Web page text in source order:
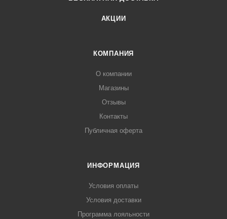
АКЦИИ
КОМПАНИЯ
О компании
Магазины
Отзывы
Контакты
Публичная оферта
ИНФОРМАЦИЯ
Условия оплаты
Условия доставки
Программа лояльности